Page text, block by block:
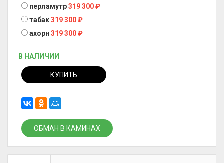
перламутр319 300₽
табак319 300₽
ахорн 319 300₽
В НАЛИЧИИ
КУПИТЬ
ОБМАН В КАМИНАХ